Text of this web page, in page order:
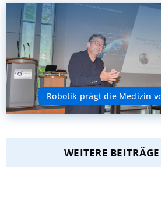
Robotik prägt die Medizin
WEITERE